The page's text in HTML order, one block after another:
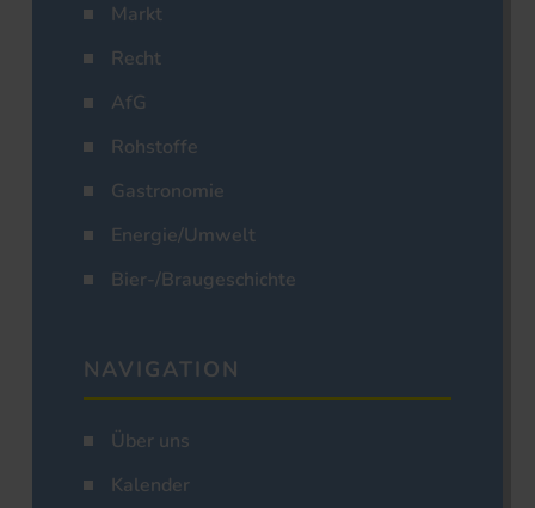
Markt
Recht
AfG
Rohstoffe
Gastronomie
Energie/Umwelt
Bier-/Braugeschichte
NAVIGATION
Über uns
Kalender